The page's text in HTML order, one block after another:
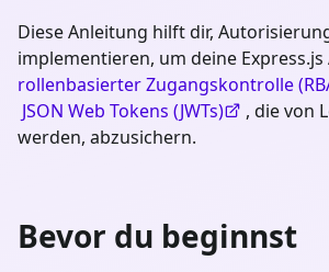
Diese Anleitung hilft dir,
implementieren, um deine Express.js
rollenbasierter Zugangskontrolle
JSON Web Tokens (JWTs)
, die von
werden, abzusichern.
Bevor du beginnst